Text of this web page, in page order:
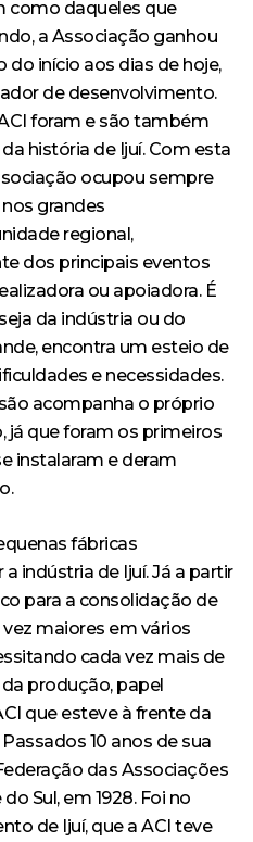
como daqueles que
a Associação ganhou
início aos dias de hoje,
de desenvolvimento.
foram e são também
história de Ijuí. Com esta
ocupou sempre
grandes
regional,
dos principais eventos
ou apoiadora. É
da indústria ou do
encontra um esteio de
e necessidades.
acompanha o próprio
já que foram os primeiros
instalaram e deram
fábricas
indústria de Ijuí. Já a partir
para a consolidação de
maiores em vários
cada vez mais de
produção, papel
que esteve à frente da
10 anos de sua
das Associações
Sul, em 1928. Foi no
de Ijuí, que a ACI teve